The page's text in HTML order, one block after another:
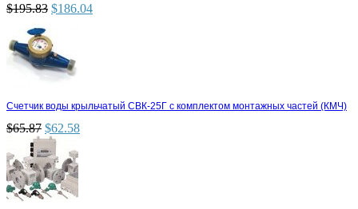
$195.83 $186.04
Счетчик воды крыльчатый СВК-25Г с комплектом монтажных частей (КМЧ)
$65.87 $62.58